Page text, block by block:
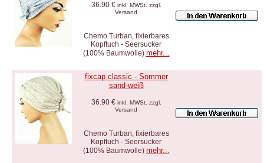
36.90 € inkl. MWSt. zzgl.
Versand
Chemo Turban, fixierbares
Kopftuch - Seersucker
(100% Baumwolle) mehr...
fixcap classic - Sommer
sand-weiß
36.90 € inkl. MWSt. zzgl.
Versand
Chemo Turban, fixierbares
Kopftuch - Seersucker
(100% Baumwolle) mehr...